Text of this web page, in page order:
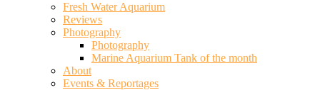
Fresh Water Aquarium
Reviews
Photography
Photography
Marine Aquarium Tank of the month
About
Events & Reportages